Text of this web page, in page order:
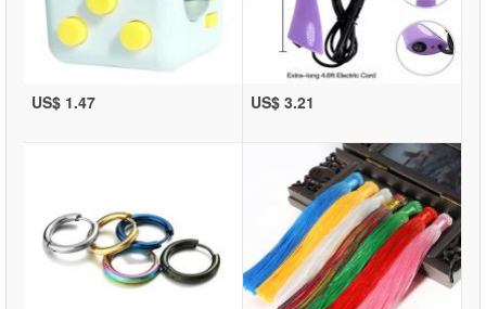
US$ 1.47 US$ 3.21